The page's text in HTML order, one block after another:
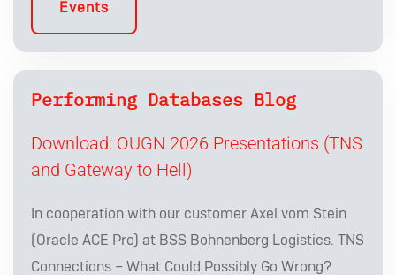
Events
Performing Databases Blog
Download: OUGN 2026 Presentations (TNS
and Gateway to Hell)
In cooperation with our customer Axel vom Stein
(Oracle ACE Pro) at BSS Bohnenberg Logistics. TNS
Connections – What Could Possibly Go Wrong?